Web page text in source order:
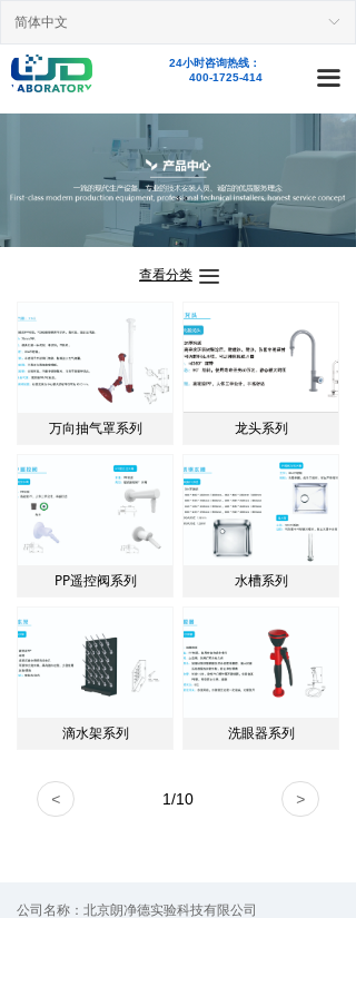
ꀅ
简体中文
끀
首页
新闻资讯
人才招聘
联系我们
24小时咨询热线：
400-1725-414
끀
万向抽气罩系列 龙头系列
PP遥控阀系列 水槽系列
滴水架系列 洗眼器系列
< >
1/10
查看分类
公司名称： 北京朗净德实验科技有限公司